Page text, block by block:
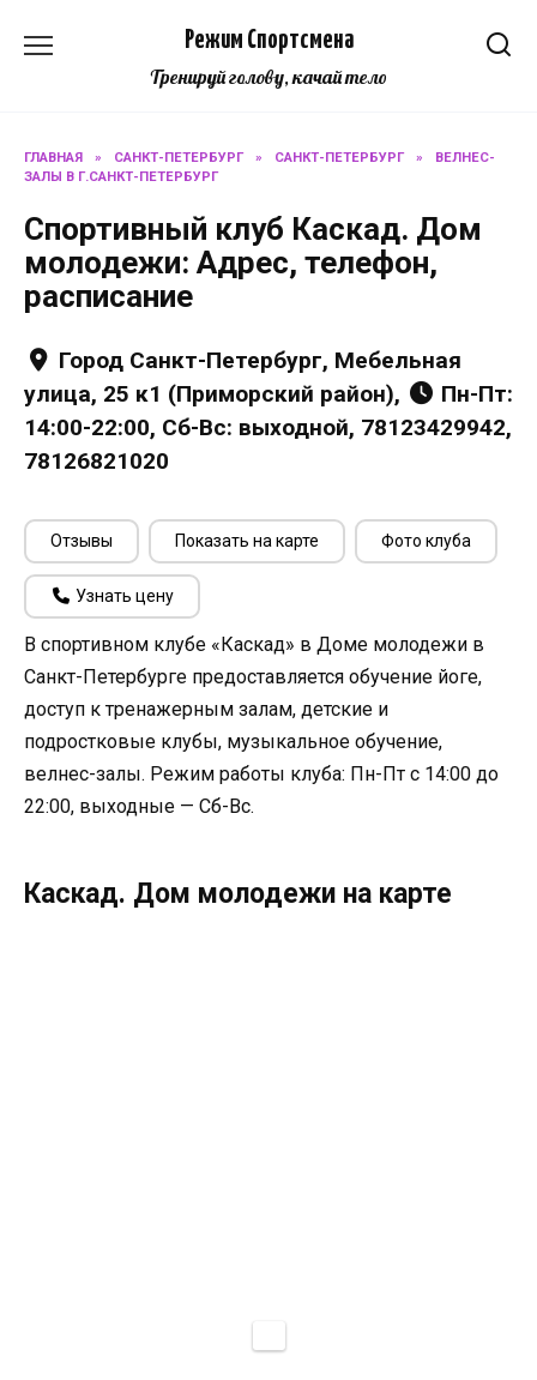
Режим Спортсмена
Тренируй голову, качай тело
ГЛАВНАЯ » САНКТ-ПЕТЕРБУРГ » САНКТ-ПЕТЕРБУРГ »
ВЕЛНЕС-
ЗАЛЫ В Г.САНКТ-ПЕТЕРБУРГ
Спортивный клуб Каскад. Дом
молодежи: Адрес, телефон,
расписание
Город Санкт-Петербург, Мебельная
улица, 25 к1 (Приморский район),
Пн-Пт:
14:00-22:00, Сб-Вс: выходной, 78123429942,
78126821020
Отзывы Показать на карте Фото клуба
Узнать цену
В спортивном клубе «Каскад» в Доме молодежи в
Санкт-Петербурге предоставляется обучение йоге,
доступ к тренажерным залам, детские и
подростковые клубы, музыкальное обучение,
велнес-залы. Режим работы клуба: Пн-Пт с 14:00 до
22:00, выходные — Сб-Вс.
Каскад. Дом молодежи на карте